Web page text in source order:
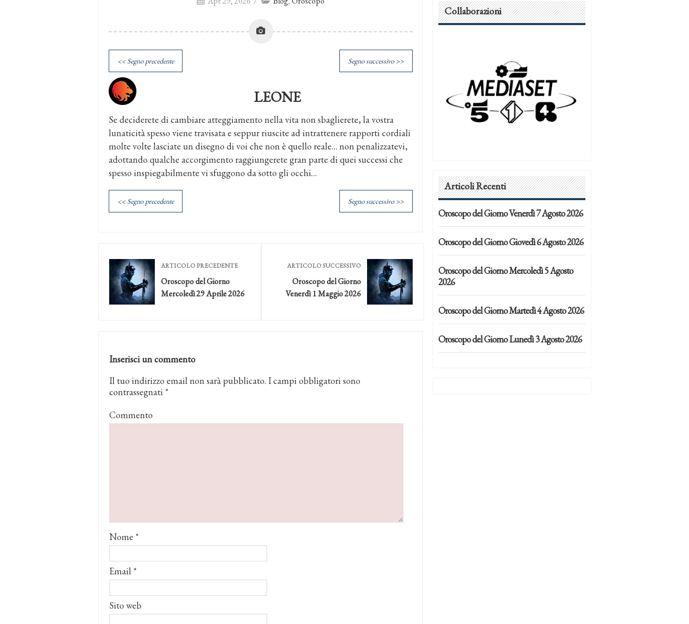
<< Segno precedente Segno successivo >>
LEONE
Se deciderete di cambiare atteggiamento nella vita non sbaglierete, la vostra
lunaticità spesso viene travisata e seppur riuscite ad intrattenere rapporti cordiali
molte volte lasciate un disegno di voi che non è quello reale… non penalizzatevi,
adottando qualche accorgimento raggiungerete gran parte di quei successi che
spesso inspiegabilmente vi sfuggono da sotto gli occhi…
<< Segno precedente Segno successivo >>
ARTICOLO PRECEDENTE
Oroscopo del Giorno
Mercoledì 29 Aprile 2026
ARTICOLO SUCCESSIVO
Oroscopo del Giorno
Venerdì 1 Maggio 2026
Inserisci un commento
Il tuo indirizzo email non sarà pubblicato. I campi obbligatori sono
contrassegnati *
Commento
Nome *
Email *
Sito web
Collaborazioni
Articoli Recenti
Oroscopo del Giorno Venerdì 7 Agosto 2026
Oroscopo del Giorno Giovedì 6 Agosto 2026
Oroscopo del Giorno Mercoledì 5 Agosto
2026
Oroscopo del Giorno Martedì 4 Agosto 2026
Oroscopo del Giorno Lunedì 3 Agosto 2026